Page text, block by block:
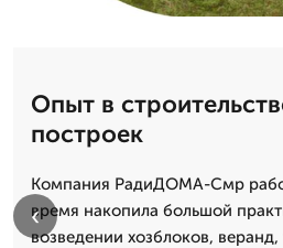
Опыт в
построек
Компания РадиДОМА-Смр
время накопила большой
возведении хозблоков,
‹